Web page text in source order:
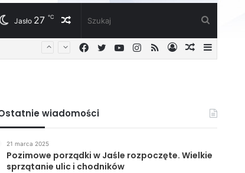
Losowy
artykuł
Jasło 27 ℃
Losowy
Zaloguj
RSS
Instagram
YouTube
Twitter
Facebook
wiadomości
21 marca 2025
Pozimowe porządki w Jaśle rozpoczęte. Wielkie
sprzątanie ulic i chodników